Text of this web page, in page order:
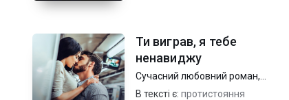
Ти виграв, я тебе
ненавиджу
Сучасний любовний роман,
Молодіжна проза
В тексті є: протистояння